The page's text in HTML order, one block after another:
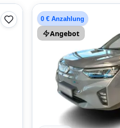
0 € Anzahlung
Angebot